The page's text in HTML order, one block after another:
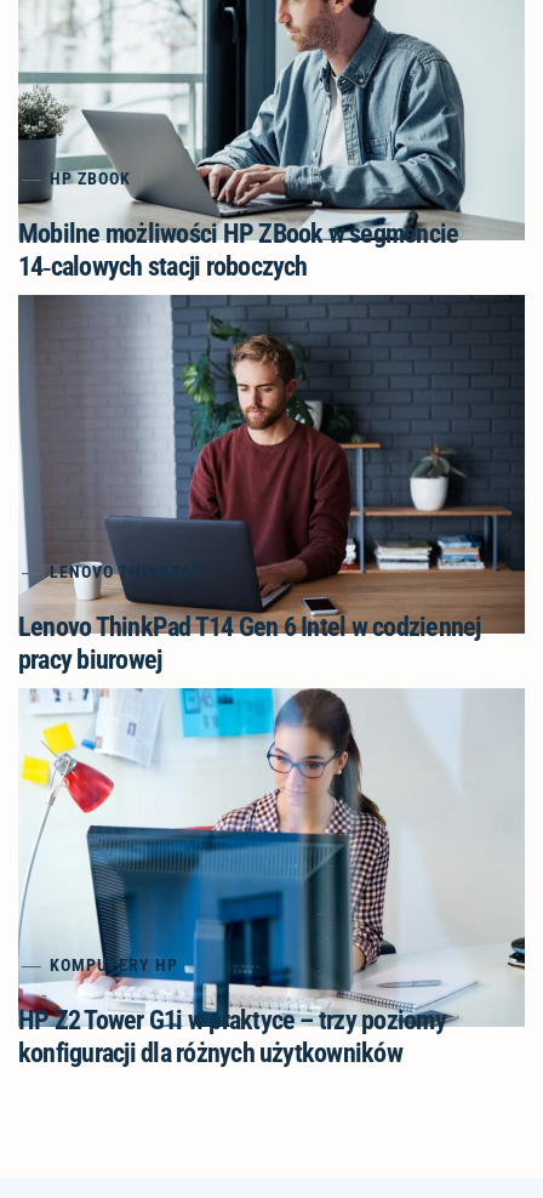
HP ZBOOK
Mobilne możliwości HP ZBook w segmencie
14‑calowych stacji roboczych
LENOVO THINKPAD
Lenovo ThinkPad T14 Gen 6 Intel w codziennej
pracy biurowej
KOMPUTERY HP
HP Z2 Tower G1i w praktyce – trzy poziomy
konfiguracji dla różnych użytkowników